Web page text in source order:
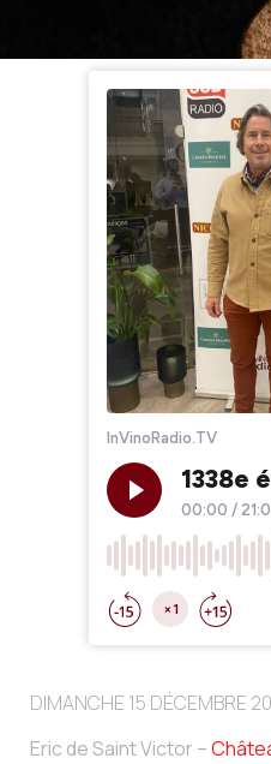
DIMANCHE 15 DÉCEMBRE
Eric de Saint Victor –